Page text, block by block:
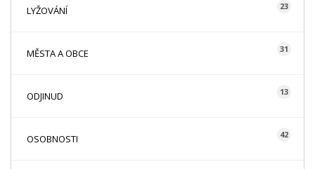
LYŽOVÁNÍ 23
MĚSTA A OBCE 31
ODJINUD 13
OSOBNOSTI 42